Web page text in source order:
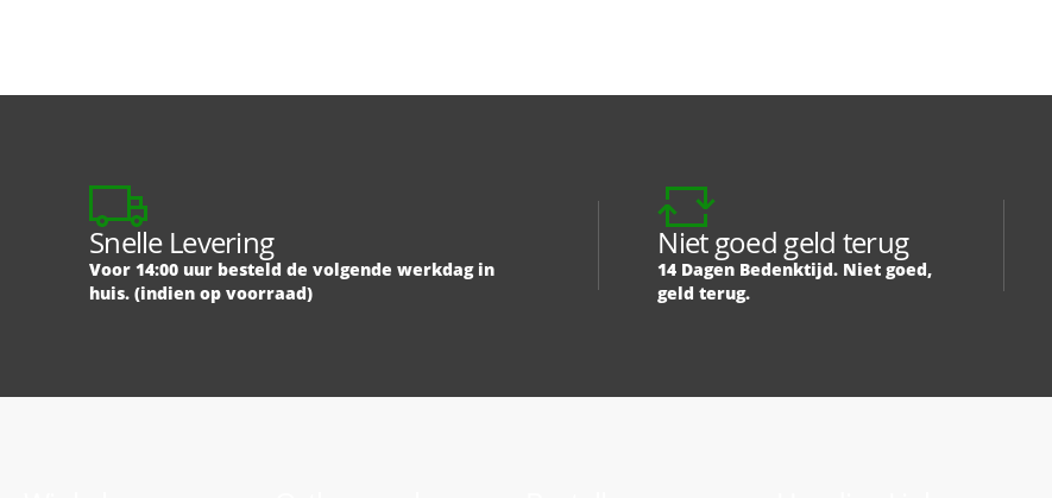
Snelle Levering
Voor 14:00 uur besteld de volgende werkdag in
huis. (indien op voorraad)
Niet goed geld terug
14 Dagen Bedenktijd. Niet goed,
geld terug.